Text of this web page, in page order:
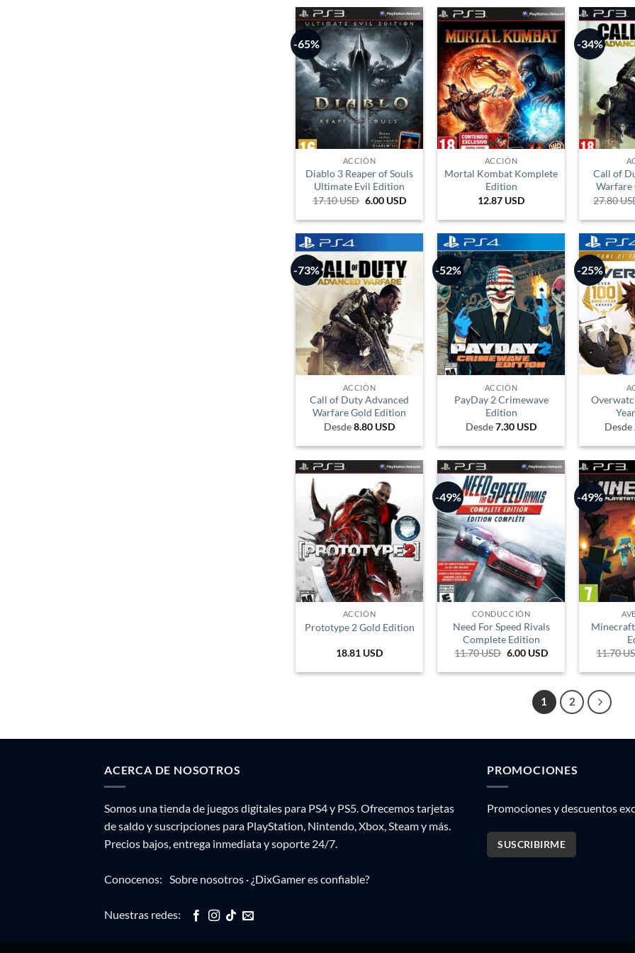
39.229 COP.20.118 COP.
-65%
ACCIÓN
Diablo 3 Reaper of Souls
Ultimate Evil Edition
17.10USD El
original
6.00 USDEl
actual
20.118 COP.
ACCIÓN
Mortal Kombat Komplete
Edition
12.87 USD
-34%
Call of
Warfare
27.80
-73%
ACCIÓN
Call of Duty Advanced
Warfare Gold Edition
Desde8.80 USD
-52%
ACCIÓN
PayDay 2 Crimewave
Edition
Desde7.30 USD
-25%
Desde
ACCIÓN
Prototype 2 Gold Edition
18.81 USD
-49%
CONDUCCIÓN
Need For Speed Rivals
Complete Edition
11.70USD El
original
39.229 COP.
6.00 USDEl
actual
20.118 COP.
-49%
11.70
1 2
ACERCA DE NOSOTROS
Somos una tienda de juegos digitales para PS4 y PS5. Ofrecemos tarjetas
de saldo y suscripciones para PlayStation, Nintendo, Xbox, Steam y más.
Precios bajos, entrega inmediata y soporte 24/7.
Conocenos: Sobre nosotros · ¿DixGamer es confiable?
Nuestras redes:
PROMOCIONES
Promociones y descuentos
SUSCRIBIRME